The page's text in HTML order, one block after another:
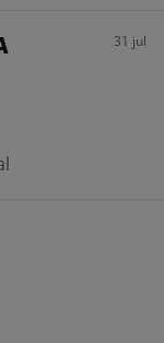
31 jul